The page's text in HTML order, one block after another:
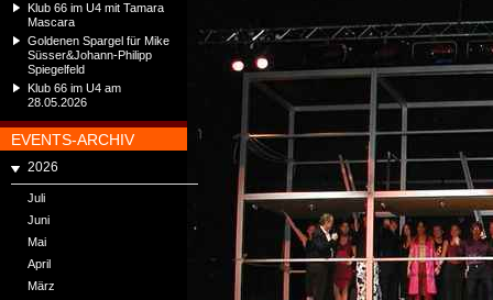
Klub 66 im U4 mit Tamara
Mascara
Goldenen Spargel für Mike
Süsser&Johann-Philipp
Spiegelfeld
Klub 66 im U4 am
28.05.2026
EVENTS-ARCHIV
2026
Juli
Juni
Mai
April
März